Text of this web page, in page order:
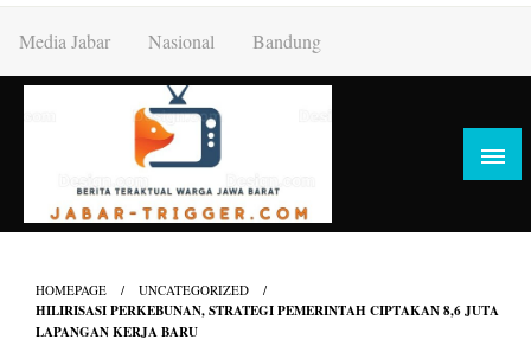
content
Media Jabar Nasional Bandung
HOMEPAGE UNCATEGORIZED
HILIRISASI PERKEBUNAN, STRATEGI PEMERINTAH CIPTAKAN 8,6 JUTA
LAPANGAN KERJA BARU